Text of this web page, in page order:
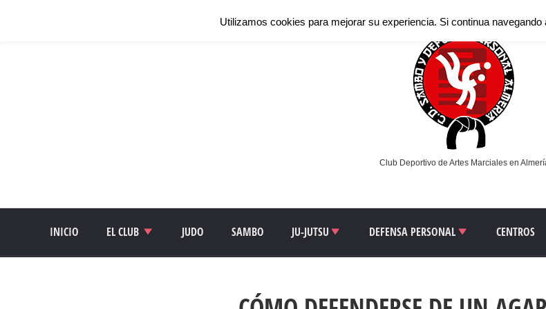
Club Deportivo de Artes Marciales en
INICIO EL CLUB JUDO SAMBO JU-JUTSU DEFENSA PERSONAL CENTROS
Utilizamos cookies para mejorar su experiencia. Si continua navegando